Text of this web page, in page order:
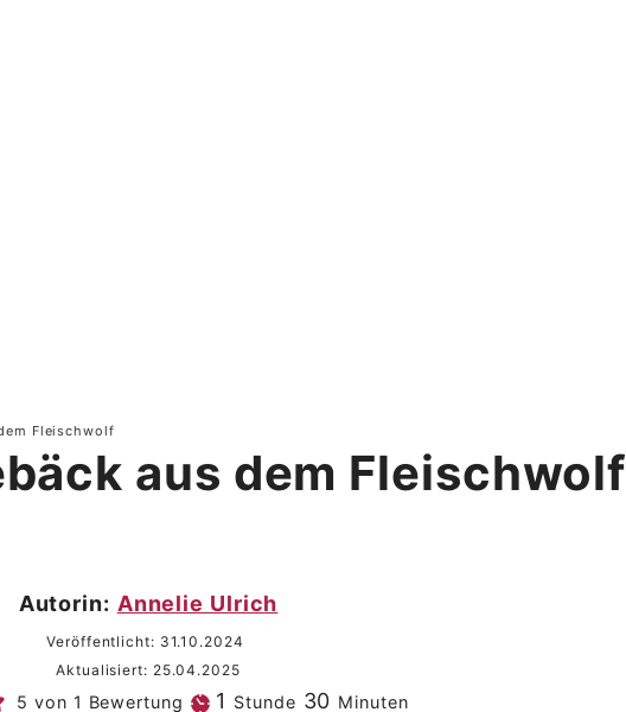
Fleischwolf
aus dem Fleischwolf
Autorin: Annelie Ulrich
Veröffentlicht: 31.10.2024
Aktualisiert: 25.04.2025
5 von 1 Bewertung 1 Stunde
Stunde 30 Minuten
Minuten